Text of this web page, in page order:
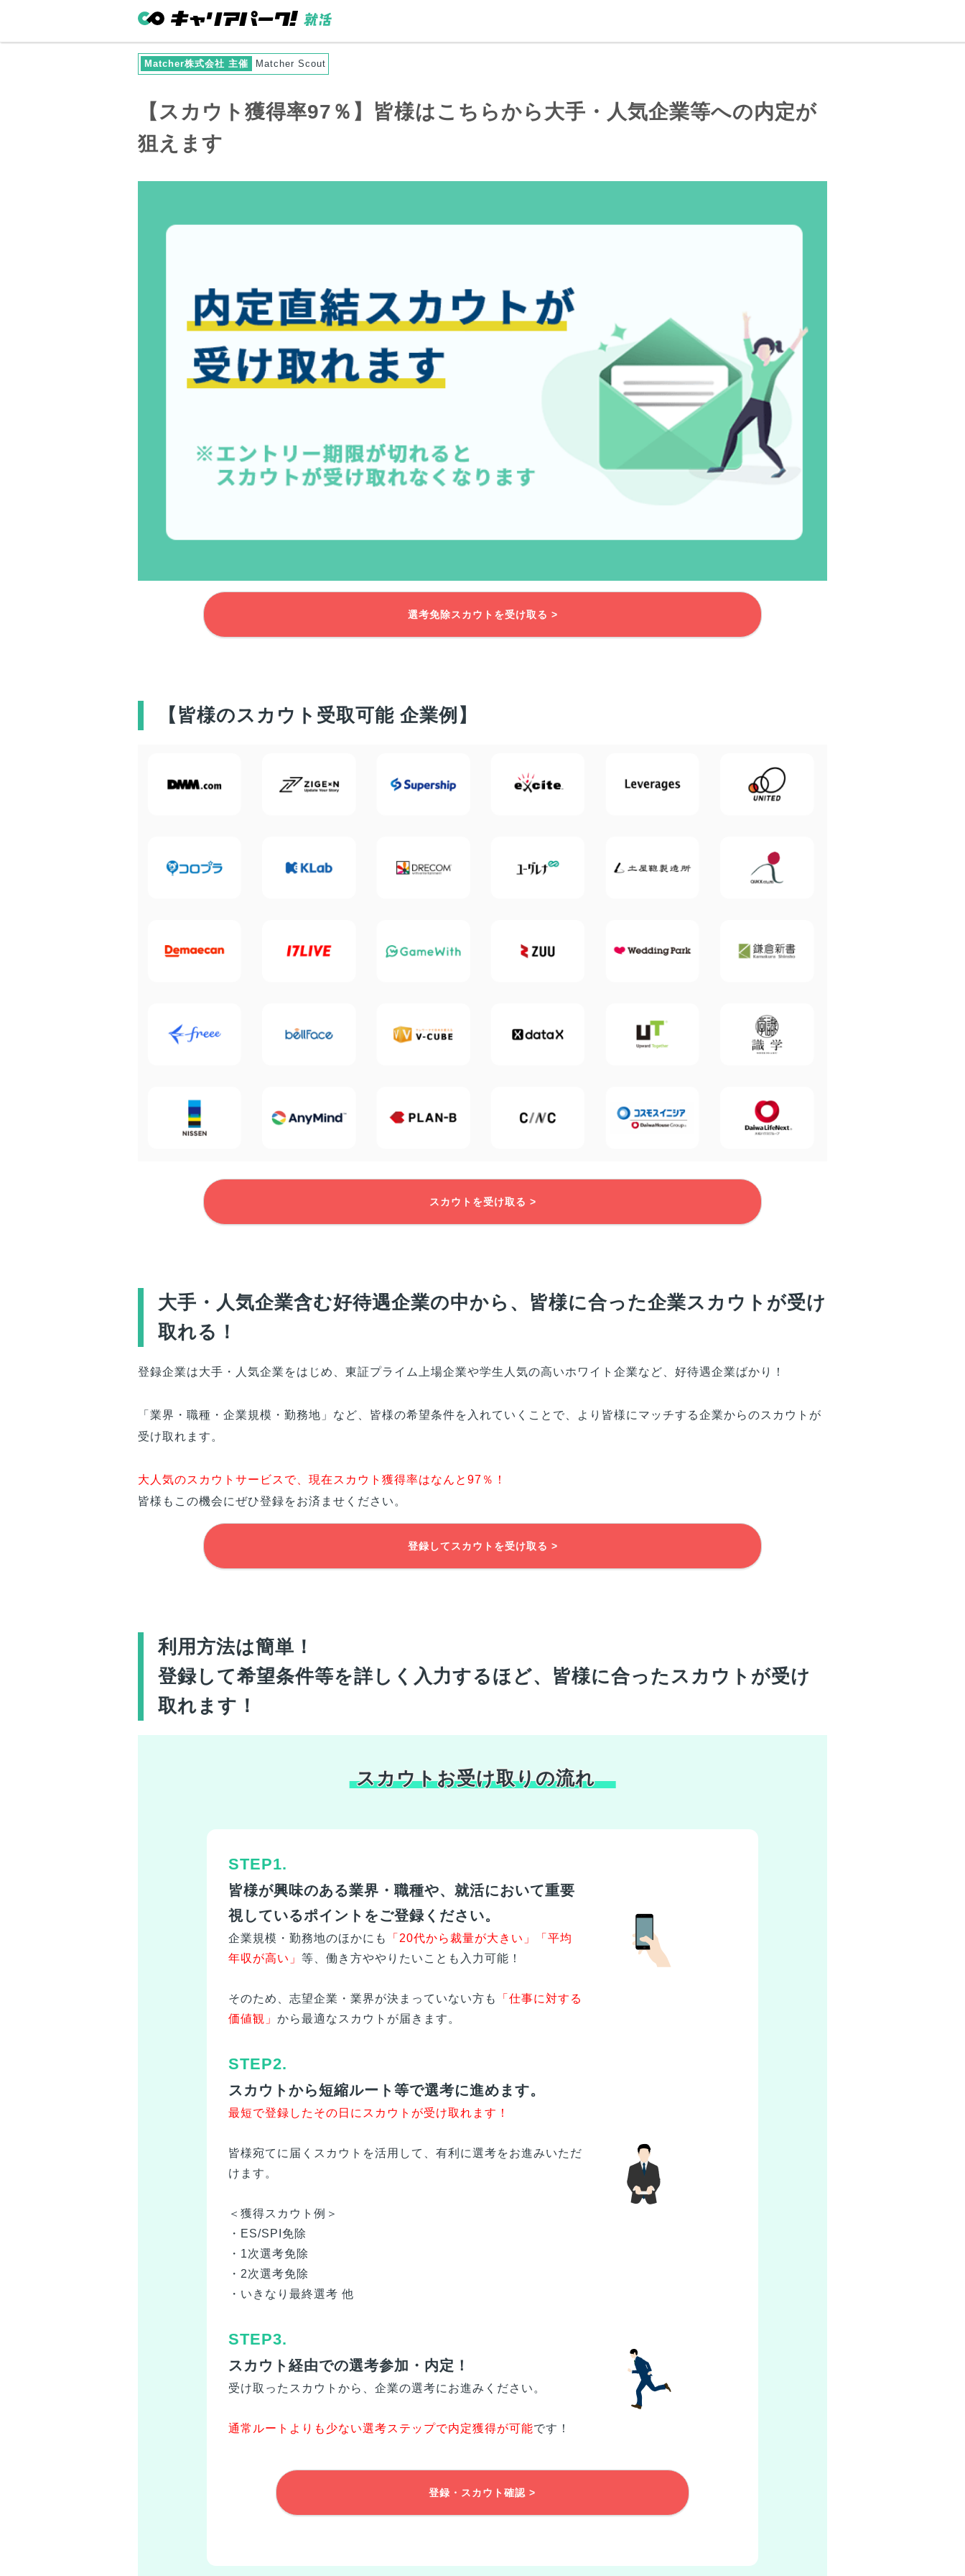
Matcher株式会社 主催 Matcher Scout
【スカウト獲得率97％】 皆様はこちらから大手・人気企業等への内定が
狙えます
選考免除スカウトを受け取る >
【 皆様のスカウト受取可能 企業例】
スカウトを受け取る >
大手・人気企業含む好待遇企業の中から、 皆様に合った企業スカウトが受け
取れる！
登録企業は大手・人気企業をはじめ、東証プライム上場企業や学生人気の高いホワイト企業など、好待遇企業ばかり！
「業界・職種・企業規模・勤務地」など、 皆様の希望条件を入れていくことで、より 皆様にマッチする企業からのスカウトが
受け取れます。
大人気のスカウトサービスで、現在スカウト獲得率はなんと97％！
皆様 もこの機会にぜひ登録をお済ませください。
登録してスカウトを受け取る >
利用方法は簡単！
登録して希望条件等を詳しく入力するほど、 皆様に合ったスカウトが受け
取れます！
スカウトお受け取りの流れ
STEP1.
皆様が興味のある業界・職種や、就活において重要
視しているポイントをご登録ください。
企業規模・勤務地のほかにも
「20代から裁量が大きい」「平均
年収が高い」 等、働き方ややりたいことも入力可能！
そのため、志望企業・業界が決まっていない方も
「仕事に対する
価値観」 から最適なスカウトが届きます。
STEP2.
スカウトから短縮ルート等で選考に進めます。
最短で登録したその日にスカウトが受け取れます！
皆様宛てに届くスカウトを活用して、有利に選考をお進みいただ
けます。
＜獲得スカウト例＞
・ES/SPI免除
・1次選考免除
・2次選考免除
・いきなり最終選考 他
STEP3.
スカウト経由での選考参加・内定！
受け取ったスカウトから、企業の選考にお進みください。
通常ルートよりも少ない選考ステップで内定獲得が可能です！
登録・スカウト確認 >